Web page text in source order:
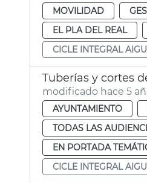
MOVILIDAD
EL PLA DEL REAL
CICLE INTEGRAL
Tuberías y cortes
modificado hace 5
AYUNTAMIENTO
TODAS LAS
EN PORTADA
CICLE INTEGRAL